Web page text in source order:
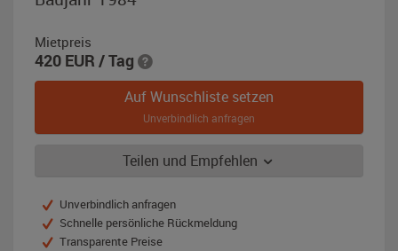
Mietpreis
420 EUR / Tag
Auf Wunschliste setzen
Unverbindlich anfragen
Teilen und Empfehlen
Unverbindlich anfragen
Schnelle persönliche Rückmeldung
Transparente Preise